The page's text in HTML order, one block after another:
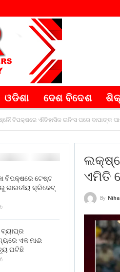
ଓଡିଶା ଦେଶ ବିଦେଶ
ବିପକ୍ଷରେ ଐତିହାସିକ ଇନିଂସ ପରେ ବାପାଙ୍କ
ଏମିତି
By
ବିପକ୍ଷରେ ଟେଷ୍ଟ
ଭାରତୀୟ କ୍ରିକେଟ୍
ବ୍ୟାଘ୍ର
ଏକ ମାଈ
ଘଟିଛି